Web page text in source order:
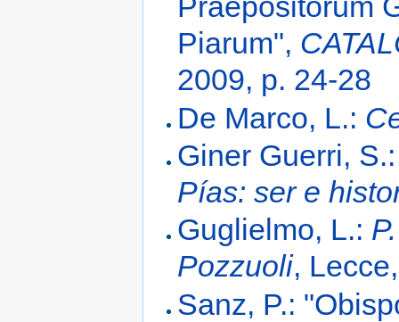
Piarum",
2009, p. 24-28
De Marco, L.:
Giner Guerri,
Pías: ser e
Guglielmo, L.:
Pozzuoli,
Sanz, P.: